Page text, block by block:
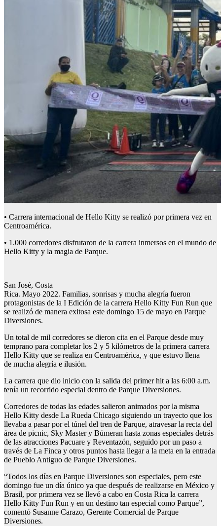
• Carrera internacional de Hello Kitty se realizó por primera vez en
Centroamérica.
• 1.000 corredores disfrutaron de la carrera inmersos en el mundo de
Hello Kitty y la magia de Parque.
San José, Costa
Rica. Mayo 2022. Familias, sonrisas y mucha alegría fueron
protagonistas de la I Edición de la carrera Hello Kitty Fun Run que
se realizó de manera exitosa este domingo 15 de mayo en Parque
Diversiones.
Un total de mil corredores se dieron cita en el Parque desde muy
temprano para completar los 2 y 5 kilómetros de la primera carrera
Hello Kitty que se realiza en Centroamérica, y que estuvo llena
de mucha alegría e ilusión.
La carrera que dio inicio con la salida del primer hit a las 6:00 a.m.
tenía un recorrido especial dentro de Parque Diversiones.
Corredores de todas las edades salieron animados por la misma
Hello Kitty desde La Rueda Chicago siguiendo un trayecto que los
llevaba a pasar por el túnel del tren de Parque, atravesar la recta del
área de picnic, Sky Master y Búmeran hasta zonas especiales detrás
de las atracciones Pacuare y Reventazón, seguido por un paso a
través de La Finca y otros puntos hasta llegar a la meta en la entrada
de Pueblo Antiguo de Parque Diversiones.
“Todos los días en Parque Diversiones son especiales, pero este
domingo fue un día único ya que después de realizarse en México y
Brasil, por primera vez se llevó a cabo en Costa Rica la carrera
Hello Kitty Fun Run y en un destino tan especial como Parque”,
comentó Susanne Carazo, Gerente Comercial de Parque
Diversiones.